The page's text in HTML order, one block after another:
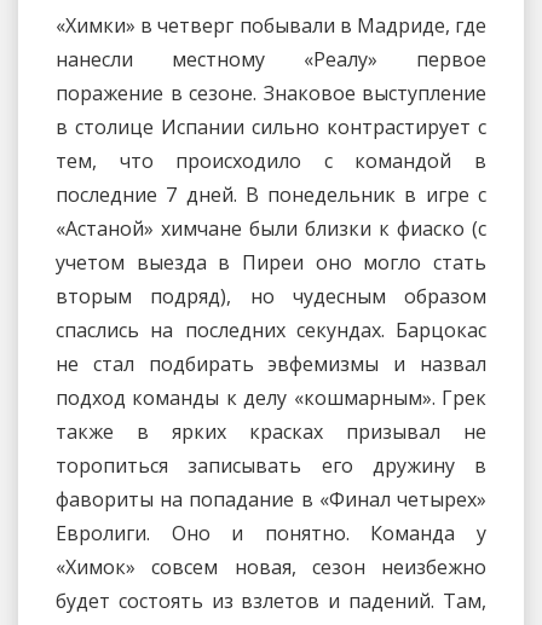
«Химки» в четверг побывали в Мадриде, где
нанесли местному «Реалу» первое
поражение в сезоне. Знаковое выступление
в столице Испании сильно контрастирует с
тем, что происходило с командой в
последние 7 дней. В понедельник в игре с
«Астаной» химчане были близки к фиаско (с
учетом выезда в Пиреи оно могло стать
вторым подряд), но чудесным образом
спаслись на последних секундах. Барцокас
не стал подбирать эвфемизмы и назвал
подход команды к делу «кошмарным». Грек
также в ярких красках призывал не
торопиться записывать его дружину в
фавориты на попадание в «Финал четырех»
Евролиги. Оно и понятно. Команда у
«Химок» совсем новая, сезон неизбежно
будет состоять из взлетов и падений. Там,